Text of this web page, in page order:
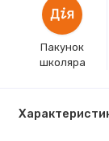
Пакунок
школяра